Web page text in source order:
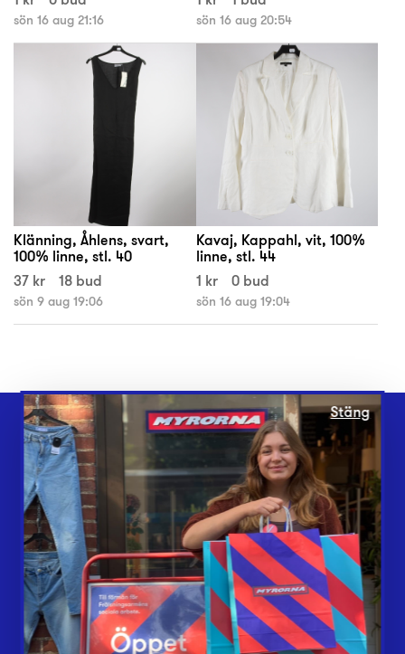
sön 16 aug 21:16 sön 16 aug 20:54
Klänning, Åhlens, svart,
100% linne, stl. 40
37 kr
18 bud
sön 9 aug 19:06
Kavaj, Kappahl, vit, 100%
linne, stl. 44
1 kr
0 bud
sön 16 aug 19:04
Webbshop
Butiker
Lämna in
Vårt överskott
Inlämningsplatser
Om Myrorna
Lediga jobb
Stäng